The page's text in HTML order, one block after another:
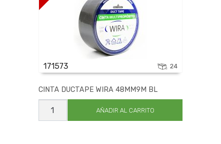
171573 24
CINTA DUCTAPE WIRA 48MM9M BL
CINTA
DUCTAPE
WIRA
AÑADIR AL CARRITO